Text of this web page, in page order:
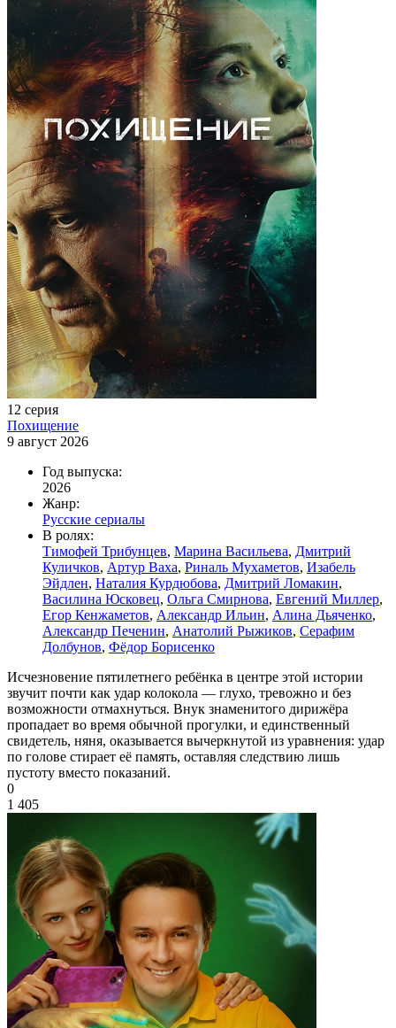
12 серия
Похищение
9 август 2026
Год выпуска:
2026
Жанр:
Русские сериалы
В ролях:
Тимофей Трибунцев, Марина Васильева, Дмитрий
Куличков, Артур Ваха, Риналь Мухаметов, Изабель
Эйдлен, Наталия Курдюбова, Дмитрий Ломакин,
Василина Юсковец, Ольга Смирнова, Евгений Миллер,
Егор Кенжаметов, Александр Ильин, Алина Дьяченко,
Александр Печенин, Анатолий Рыжиков, Серафим
Долбунов, Фёдор Борисенко
Исчезновение пятилетнего ребёнка в центре этой истории
звучит почти как удар колокола — глухо, тревожно и без
возможности отмахнуться. Внук знаменитого дирижёра
пропадает во время обычной прогулки, и единственный
свидетель, няня, оказывается вычеркнутой из уравнения: удар
по голове стирает её память, оставляя следствию лишь
пустоту вместо показаний.
0
1 405